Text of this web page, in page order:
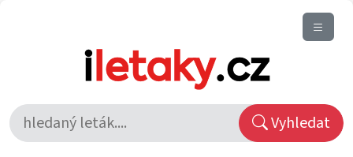
Vyhledat